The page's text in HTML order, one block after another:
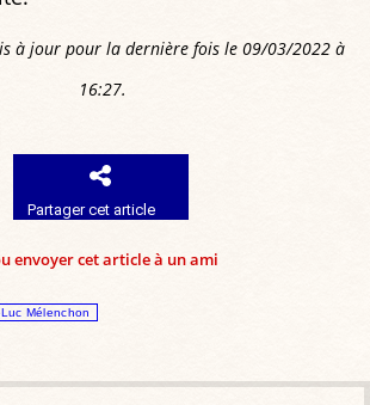
à jour pour la dernière fois le 09/03/2022 à
16:27.
Partager cet article
envoyer cet article à un ami
Mélenchon